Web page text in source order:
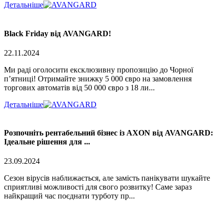
Детальніше
Black Friday від AVANGARD!
22.11.2024
Ми раді оголосити ексклюзивну пропозицію до Чорної
п’ятниці! Отримайте знижку 5 000 євро на замовлення
торгових автоматів від 50 000 євро з 18 ли...
Детальніше
Розпочніть рентабельний бізнес із AXON від AVANGARD:
Ідеальне рішення для ...
23.09.2024
Сезон вірусів наближається, але замість панікувати шукайте
сприятливі можливості для свого розвитку! Саме зараз
найкращий час поєднати турботу пр...